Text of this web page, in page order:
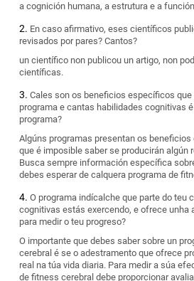
a cognición humana, a estrutura e a
En caso afirmativo, eses científicos
revisados por pares? Cantos?
un científico non publicou un artigo, non
científicas.
Cales son os beneficios específicos
programa e cantas habilidades cognitivas
programa?
Algúns programas presentan os
que é imposible saber se producirán algún
Busca sempre información específica
debes esperar de calquera programa de
O programa indícalche que parte do teu
cognitivas estás exercendo, e ofrece unha
para medir o teu progreso?
O importante que debes saber sobre un
cerebral é se o adestramento que ofrece
real na túa vida diaria. Para medir a súa
de fitness cerebral debe proporcionar